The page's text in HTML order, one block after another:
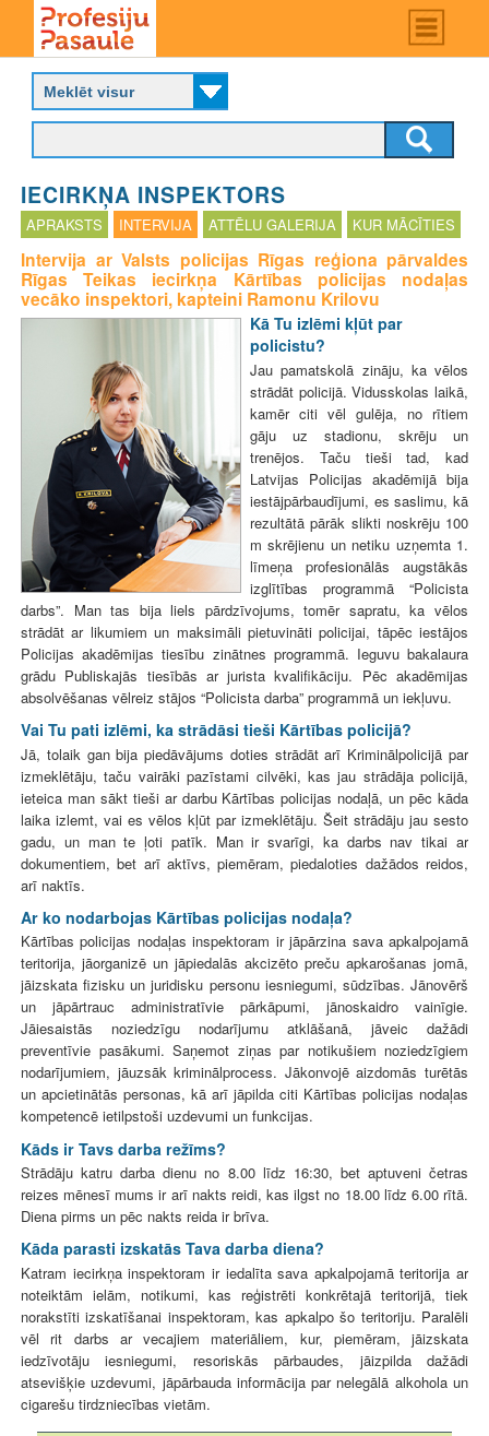
main
content
Main
menu
P
o
f
e
i
j
u
p
a
s
IECIRKŅA INSPEKTORS
APRAKSTS INTERVIJA ATTĒLU GALERIJA KUR MĀCĪTIES
Intervija ar Valsts policijas Rīgas reģiona pārvaldes
Rīgas Teikas iecirkņa Kārtības policijas nodaļas
vecāko inspektori, kapteini Ramonu Krilovu
Kā Tu izlēmi kļūt par
policistu?
Jau pamatskolā zināju, ka vēlos
strādāt policijā. Vidusskolas laikā,
kamēr citi vēl gulēja, no rītiem
gāju uz stadionu, skrēju un
trenējos. Taču tieši tad, kad
Latvijas Policijas akadēmijā bija
iestājpārbaudījumi, es saslimu, kā
rezultātā pārāk slikti noskrēju 100
m skrējienu un netiku uzņemta 1.
līmeņa profesionālās augstākās
izglītības programmā “Policista
darbs”. Man tas bija liels pārdzīvojums, tomēr sapratu, ka vēlos
strādāt ar likumiem un maksimāli pietuvināti policijai, tāpēc iestājos
Policijas akadēmijas tiesību zinātnes programmā. Ieguvu bakalaura
grādu Publiskajās tiesībās ar jurista kvalifikāciju. Pēc akadēmijas
absolvēšanas vēlreiz stājos “Policista darba” programmā un iekļuvu.
Vai Tu pati izlēmi, ka strādāsi tieši Kārtības policijā?
Jā, tolaik gan bija piedāvājums doties strādāt arī Kriminālpolicijā par
izmeklētāju, taču vairāki pazīstami cilvēki, kas jau strādāja policijā,
ieteica man sākt tieši ar darbu Kārtības policijas nodaļā, un pēc kāda
laika izlemt, vai es vēlos kļūt par izmeklētāju. Šeit strādāju jau sesto
gadu, un man te ļoti patīk. Man ir svarīgi, ka darbs nav tikai ar
dokumentiem, bet arī aktīvs, piemēram, piedaloties dažādos reidos,
arī naktīs.
Ar ko nodarbojas Kārtības policijas nodaļa?
Kārtības policijas nodaļas inspektoram ir jāpārzina sava apkalpojamā
teritorija, jāorganizē un jāpiedalās akcizēto preču apkarošanas jomā,
jāizskata fizisku un juridisku personu iesniegumi, sūdzības. Jānovērš
un jāpārtrauc administratīvie pārkāpumi, jānoskaidro vainīgie.
Jāiesaistās noziedzīgu nodarījumu atklāšanā, jāveic dažādi
preventīvie pasākumi. Saņemot ziņas par notikušiem noziedzīgiem
nodarījumiem, jāuzsāk kriminālprocess. Jākonvojē aizdomās turētās
un apcietinātās personas, kā arī jāpilda citi Kārtības policijas nodaļas
kompetencē ietilpstoši uzdevumi un funkcijas.
Kāds ir Tavs darba režīms?
Strādāju katru darba dienu no 8.00 līdz 16:30, bet aptuveni četras
reizes mēnesī mums ir arī nakts reidi, kas ilgst no 18.00 līdz 6.00 rītā.
Diena pirms un pēc nakts reida ir brīva.
Kāda parasti izskatās Tava darba diena?
Katram iecirkņa inspektoram ir iedalīta sava apkalpojamā teritorija ar
noteiktām ielām, notikumi, kas reģistrēti konkrētajā teritorijā, tiek
norakstīti izskatīšanai inspektoram, kas apkalpo šo teritoriju. Paralēli
vēl rit darbs ar vecajiem materiāliem, kur, piemēram, jāizskata
iedzīvotāju iesniegumi, resoriskās pārbaudes, jāizpilda dažādi
atsevišķie uzdevumi, jāpārbauda informācija par nelegālā alkohola un
cigarešu tirdzniecības vietām.